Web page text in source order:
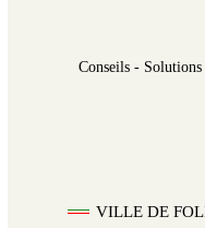
Conseils - Solutions
VILLE DE